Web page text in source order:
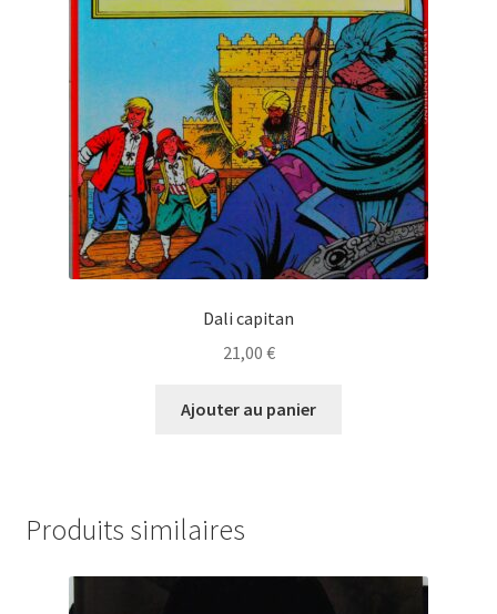
Dali capitan
21,00 €
Ajouter au panier
Produits similaires